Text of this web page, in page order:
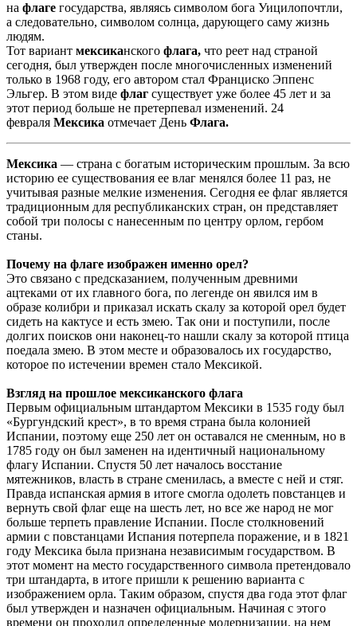
на флаге государства, являясь символом бога Уицилопочтли,
а следовательно, символом солнца, дарующего саму жизнь
людям.
Тот вариант мексиканского флага, что реет над страной
сегодня, был утвержден после многочисленных изменений
только в 1968 году, его автором стал Франциско Эппенс
Эльгер. В этом виде флаг существует уже более 45 лет и за
этот период больше не претерпевал изменений. 24
февраля Мексика отмечает День Флага.
Мексика — страна с богатым историческим прошлым. За всю
историю ее существования ее влаг менялся более 11 раз, не
учитывая разные мелкие изменения. Сегодня ее флаг является
традиционным для республиканских стран, он представляет
собой три полосы с нанесенным по центру орлом, гербом
станы.
Почему на флаге изображен именно орел?
Это связано с предсказанием, полученным древними
ацтеками от их главного бога, по легенде он явился им в
образе колибри и приказал искать скалу за которой орел будет
сидеть на кактусе и есть змею. Так они и поступили, после
долгих поисков они наконец-то нашли скалу за которой птица
поедала змею. В этом месте и образовалось их государство,
которое по истечении времен стало Мексикой.
Взгляд на прошлое мексиканского флага
Первым официальным штандартом Мексики в 1535 году был
«Бургундский крест», в то время страна была колонией
Испании, поэтому еще 250 лет он оставался не сменным, но в
1785 году он был заменен на идентичный национальному
флагу Испании. Спустя 50 лет началось восстание
мятежников, власть в стране сменилась, а вместе с ней и стяг.
Правда испанская армия в итоге смогла одолеть повстанцев и
вернуть свой флаг еще на шесть лет, но все же народ не мог
больше терпеть правление Испании. После столкновений
армии с повстанцами Испания потерпела поражение, и в 1821
году Мексика была признана независимым государством. В
этот момент на место государственного символа претендовало
три штандарта, в итоге пришли к решению варианта с
изображением орла. Таким образом, спустя два года этот флаг
был утвержден и назначен официальным. Начиная с этого
времени он проходил определенные модернизации, на нем